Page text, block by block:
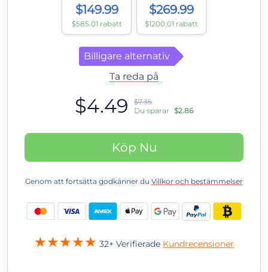
$149.99
$585.01 rabatt
$269.99
$1200.01 rabatt
Billigare alternativ
Ta reda på
$4.49
$7.35
Du sparar $2.86
Köp Nu
Genom att fortsätta godkänner du Villkor och bestämmelser
32+ Verifierade Kundrecensioner